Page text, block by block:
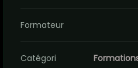
Formateur
Catégori